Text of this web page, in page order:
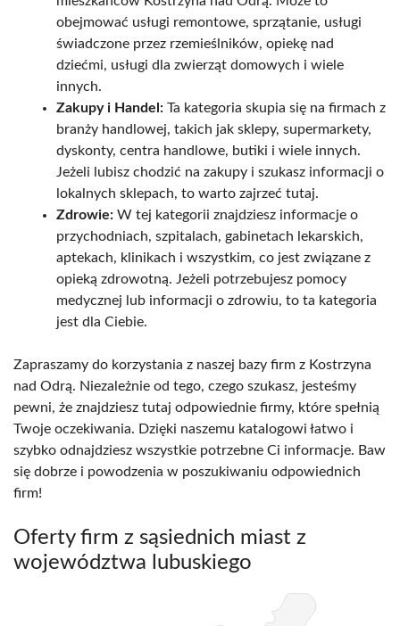
obejmować usługi remontowe, sprzątanie, usługi
świadczone przez rzemieślników, opiekę nad
dziećmi, usługi dla zwierząt domowych i wiele
innych.
Zakupy i Handel: Ta kategoria skupia się na firmach z
branży handlowej, takich jak sklepy, supermarkety,
dyskonty, centra handlowe, butiki i wiele innych.
Jeżeli lubisz chodzić na zakupy i szukasz informacji o
lokalnych sklepach, to warto zajrzeć tutaj.
Zdrowie: W tej kategorii znajdziesz informacje o
przychodniach, szpitalach, gabinetach lekarskich,
aptekach, klinikach i wszystkim, co jest związane z
opieką zdrowotną. Jeżeli potrzebujesz pomocy
medycznej lub informacji o zdrowiu, to ta kategoria
jest dla Ciebie.
Zapraszamy do korzystania z naszej bazy firm z Kostrzyna
nad Odrą. Niezależnie od tego, czego szukasz, jesteśmy
pewni, że znajdziesz tutaj odpowiednie firmy, które spełnią
Twoje oczekiwania. Dzięki naszemu katalogowi łatwo i
szybko odnajdziesz wszystkie potrzebne Ci informacje. Baw
się dobrze i powodzenia w poszukiwaniu odpowiednich
firm!
Oferty firm z sąsiednich miast z
województwa lubuskiego